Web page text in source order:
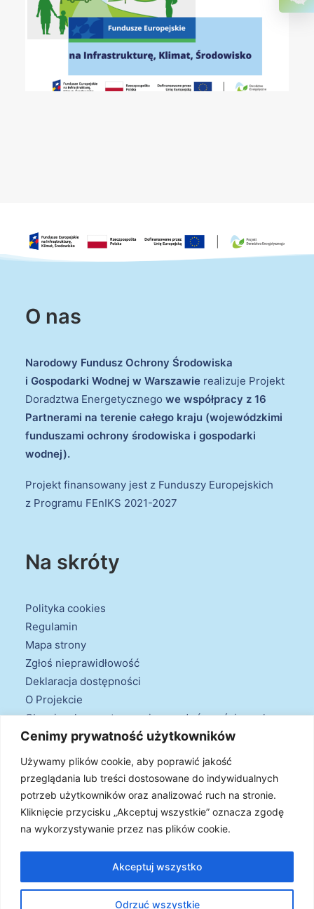
Cenimy prywatność użytkowników
Używamy plików cookie, aby poprawić jakość
przeglądania lub treści dostosowane do indywidualnych
potrzeb użytkowników oraz analizować ruch na stronie.
Kliknięcie przycisku „Akceptuj wszystkie” oznacza zgodę
na wykorzystywanie przez nas plików cookie.
Odrzuć wszystkie
Akceptuj wszystko
O nas
Narodowy Fundusz Ochrony Środowiska
i Gospodarki Wodnej w Warszawie realizuje Projekt
Doradztwa Energetycznego we współpracy z 16
Partnerami na terenie całego kraju (wojewódzkimi
funduszami ochrony środowiska i gospodarki
wodnej).
Projekt finansowany jest z Funduszy Europejskich
z Programu FEnIKS 2021-2027
Na skróty
Polityka cookies
Regulamin
Mapa strony
Zgłoś nieprawidłowość
Deklaracja dostępności
O Projekcie
Obowiązek przestrzegania zasad równościowych
oraz warunków podstawowych
Klauzule informacyjne
zastrzeżone